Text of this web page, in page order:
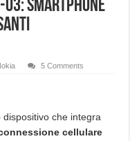
03: Smartphone
5 Comments
dispositivo che integra
cellulare